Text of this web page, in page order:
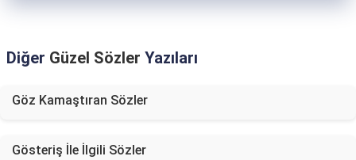
Diğer Güzel Sözler Yazıları
Göz Kamaştıran Sözler
Gösteriş İle İlgili Sözler